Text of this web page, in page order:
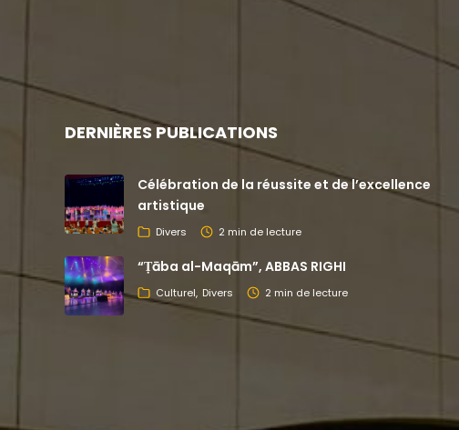
DERNIÈRES PUBLICATIONS
Célébration de la réussite et de l’excellence
artistique
Divers 2 min de lecture
“Ṭāba al-Maqām”, ABBAS RIGHI
Culturel Divers 2 min de lecture